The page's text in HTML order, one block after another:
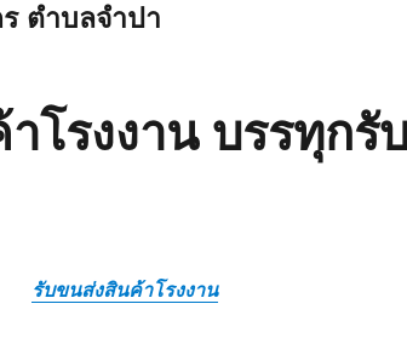
ตำบลจำปา
โรงงาน บรรทุกรั
รับขนส่งสินค้าโรงงาน